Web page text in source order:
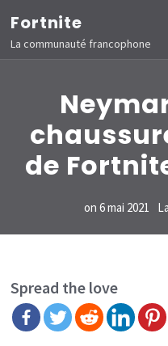
Aller
au
contenu
Fortnite
La communauté francophone
de
on 6 mai 2021
Spread the love